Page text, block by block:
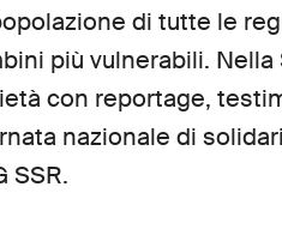
di tutte le
più vulnerabili.
con reportage,
nazionale di
SSR.